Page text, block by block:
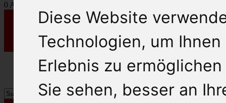
Diese Website
Technologien, um
Erlebnis zu
Sie sehen, besser an
0 Artikel